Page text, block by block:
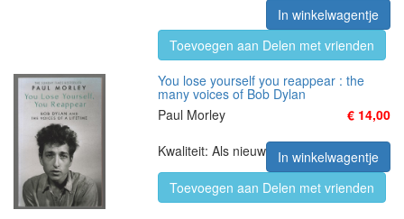
In winkelwagentje
Toevoegen aan Delen met vrienden
You lose yourself you reappear : the
many voices of Bob Dylan
Paul Morley
€ 14,00
Kwaliteit: Als nieuw
In winkelwagentje
Toevoegen aan Delen met vrienden